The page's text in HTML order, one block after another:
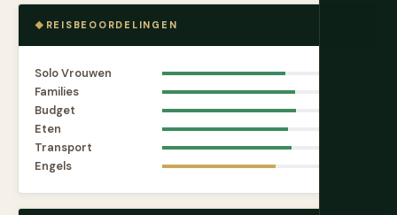
REISBEOORDELINGEN
Solo Vrouwen
Families
Budget
Eten
Transport
Engels